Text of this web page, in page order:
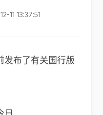
11 13:37:51
发布了有关国行版